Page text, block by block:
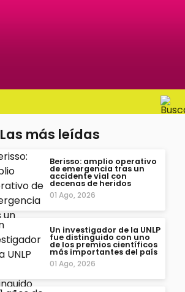
Las más leídas
Berisso: amplio operativo
de emergencia tras un
accidente vial con
decenas de heridos
01 Ago, 2026
Un investigador de la UNLP
fue distinguido con uno
de los premios científicos
más importantes del país
01 Ago, 2026